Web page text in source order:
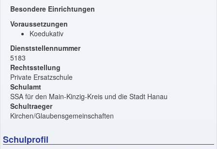
Besondere Einrichtungen
Voraussetzungen
Koedukativ
Dienststellennummer
5183
Rechtsstellung
Private Ersatzschule
Schulamt
SSA für den Main-Kinzig-Kreis und die Stadt Hanau
Schultraeger
Kirchen/Glaubensgemeinschaften
Schulprofil